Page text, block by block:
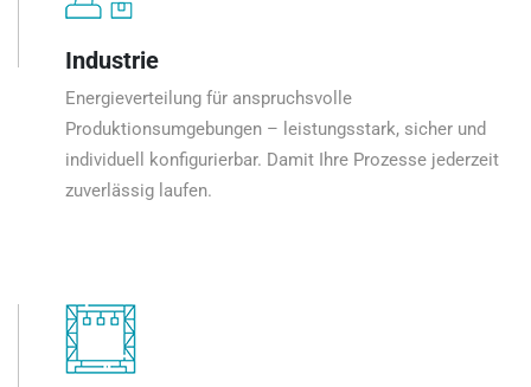
Industrie
Energieverteilung für anspruchsvolle
Produktionsumgebungen – leistungsstark, sicher und
individuell konfigurierbar. Damit Ihre Prozesse jederzeit
zuverlässig laufen.